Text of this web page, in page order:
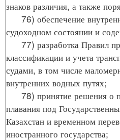
знаков различия, а также
76) обеспечение
судоходном состоянии и
77) разработка Правил
классификации и учета
судами, в том числе
внутренних водных путях;
78) принятие решения о
плавания под
Казахстан и временном
иностранного государства;